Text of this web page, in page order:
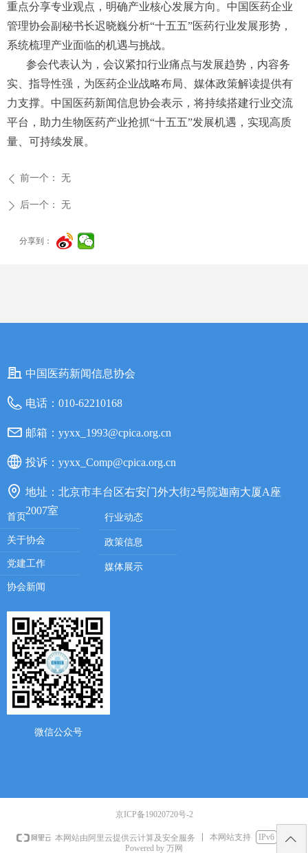
ꄱ
重点分享专业观点，明确产业核心发展方向。中国医药企业
管理协会副秘书长迟晓巍分析“十五五”医药行业发展形势，
系统梳理产业面临的机遇与挑战。
参会代表认为，会议紧扣行业痛点与发展趋势，内容务
实、指导性强，为医药企业战略布局、媒体政策解读提供有
力支撑。中国医药新闻信息协会表示，将持续搭建行业交流
平台，助力生物医药产业抢抓“十五五”发展机遇，实现高质
量、可持续发展。
ꄴ 前一个： 无
ꄲ 后一个： 无
分享到：
微信公众号
首页
关于协会
党建工作
协会新闻
行业动态
政策信息
媒体展示
中国医药新闻信息协会
电话： 010-62210168
邮箱： yyxx_1993@cpica.org.cn
投诉： yyxx_Comp@cpica.org.cn
地址： 北京市丰台区右安门外大街2号院迦南大厦A座
2007室
京ICP备19020720号-2
本网站由阿里云提供云计算及安全服务 本网站支持
IPv6
Powered by 万网